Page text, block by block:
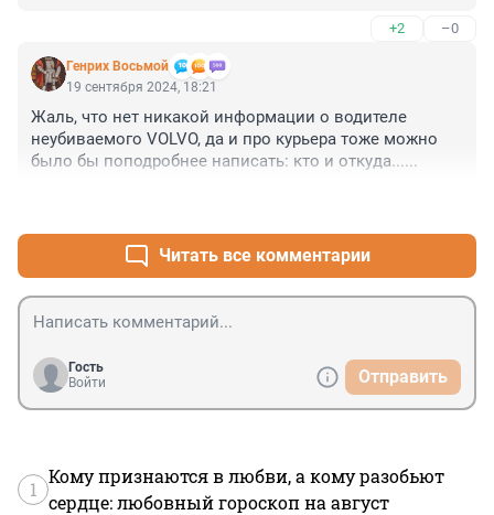
+2 –0
Генрих Восьмой
19 сентября 2024, 18:21
Жаль, что нет никакой информации о водителе
неубиваемого VOLVO, да и про курьера тоже можно
было бы поподробнее написать: кто и откуда......
Читать все комментарии
Гость
Войти
Отправить
1
Кому признаются в любви, а кому разобьют
сердце: любовный гороскоп на август